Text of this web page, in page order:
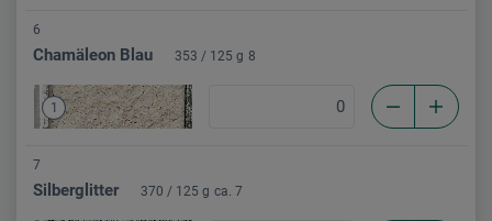
6
Chamäleon Blau 353 / 125 g 8
1
7
Silberglitter 370 / 125 g ca. 7